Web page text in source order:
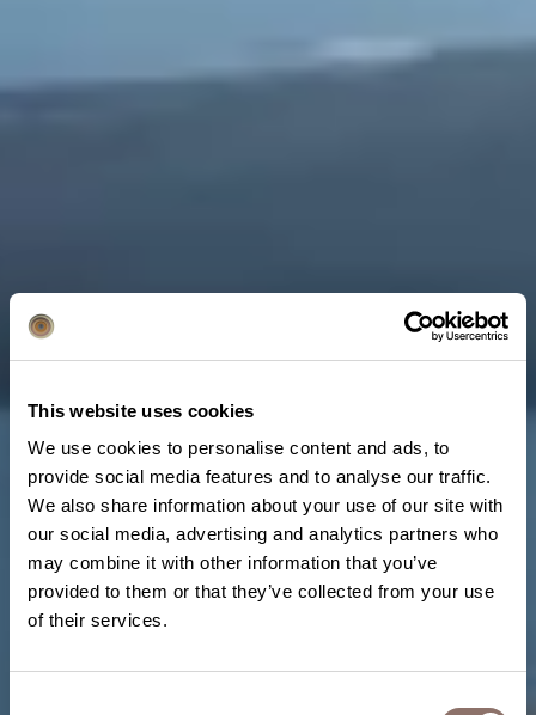
This website uses cookies
We use cookies to personalise content and ads, to
provide social media features and to analyse our traffic.
We also share information about your use of our site with
our social media, advertising and analytics partners who
may combine it with other information that you’ve
provided to them or that they’ve collected from your use
of their services.